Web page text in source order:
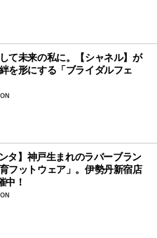
て未来の私に。【シャネル】が
を形にする「ブライダルフェ
タ】神戸生まれのラバーブラン
フットウェア」。伊勢丹新宿店
中！